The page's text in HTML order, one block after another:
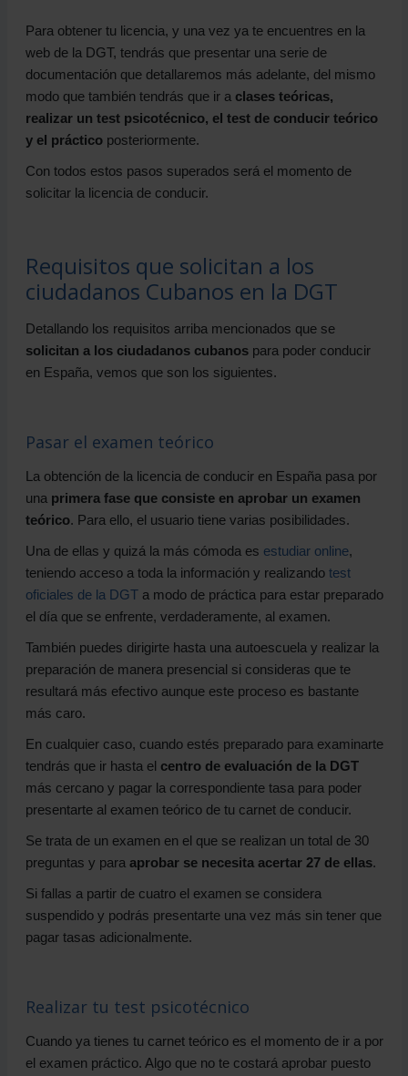
Para obtener tu licencia, y una vez ya te encuentres en la
web de la DGT, tendrás que presentar una serie de
documentación que detallaremos más adelante, del mismo
modo que también tendrás que ir a clases teóricas,
realizar un test psicotécnico, el test de conducir teórico
y el práctico posteriormente.
Con todos estos pasos superados será el momento de
solicitar la licencia de conducir.
Requisitos que solicitan a los
ciudadanos Cubanos en la DGT
Detallando los requisitos arriba mencionados que se
solicitan a los ciudadanos cubanospara poder conducir
en España, vemos que son los siguientes.
Pasar el examen teórico
La obtención de la licencia de conducir en España pasa por
una primera fase que consiste en aprobar un examen
teórico. Para ello, el usuario tiene varias posibilidades.
Una de ellas y quizá la más cómoda es estudiar online,
teniendo acceso a toda la información y realizando test
oficiales de la DGTa modo de práctica para estar preparado
el día que se enfrente, verdaderamente, al examen.
También puedes dirigirte hasta una autoescuela y realizar la
preparación de manera presencial si consideras que te
resultará más efectivo aunque este proceso es bastante
más caro.
En cualquier caso, cuando estés preparado para examinarte
tendrás que ir hasta el centro de evaluación de la DGT
más cercano y pagar la correspondiente tasa para poder
presentarte al examen teórico de tu carnet de conducir.
Se trata de un examen en el que se realizan un total de 30
preguntas y para aprobar se necesita acertar 27 de ellas.
Si fallas a partir de cuatro el examen se considera
suspendido y podrás presentarte una vez más sin tener que
pagar tasas adicionalmente.
Realizar tu test psicotécnico
Cuando ya tienes tu carnet teórico es el momento de ir a por
el examen práctico. Algo que no te costará aprobar puesto